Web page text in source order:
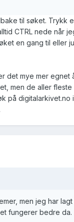
ikke "Vis
til søket. Trykk
CTRL nede når
en gang til eller
det mye mer egnet
men de aller fleste
på digitalarkivet.no
men jeg har lagt
fungerer bedre da.